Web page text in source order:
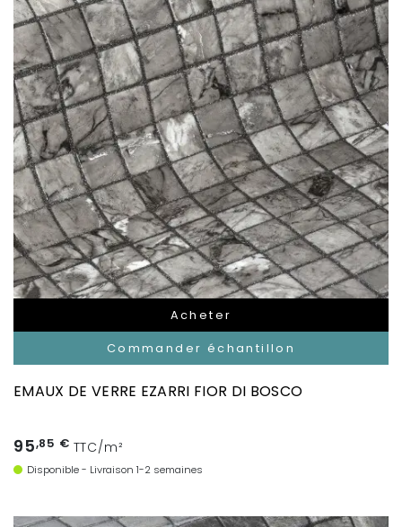
Acheter
Commander échantillon
EMAUX DE VERRE EZARRI FIOR DI BOSCO
95,85 € TTC/m²
Disponible - Livraison 1-2 semaines